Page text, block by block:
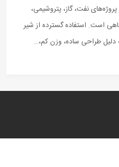
نفت، گاز، پتروشیمی،
است. استفاده گسترده از شیر
دلیل طراحی ساده، وزن کم،…